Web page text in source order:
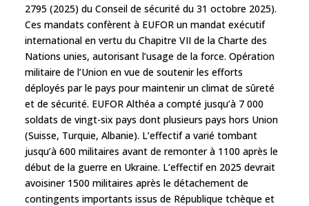
2795 (2025) du Conseil de sécurité du 31 octobre 2025).
Ces mandats confèrent à EUFOR un mandat exécutif
international en vertu du Chapitre VII de la Charte des
Nations unies, autorisant l’usage de la force. Opération
militaire de l’Union en vue de soutenir les efforts
déployés par le pays pour maintenir un climat de sûreté
et de sécurité. EUFOR Althéa a compté jusqu’à 7 000
soldats de vingt-six pays dont plusieurs pays hors Union
(Suisse, Turquie, Albanie). L’effectif a varié tombant
jusqu’à 600 militaires avant de remonter à 1100 après le
début de la guerre en Ukraine. L’effectif en 2025 devrait
avoisiner 1500 militaires après le détachement de
contingents importants issus de République tchèque et